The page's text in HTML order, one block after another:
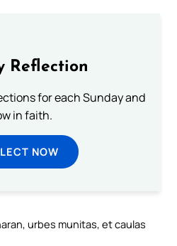
Reflection
for each Sunday and
in faith.
NOW
urbes munitas, et caulas